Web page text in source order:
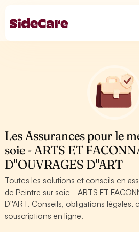
Les Assurances pour le
soie - ARTS ET
D''OUVRAGES D''ART
Toutes les solutions et conseils en
de Peintre sur soie - ARTS ET
D''ART. Conseils, obligations légales,
souscriptions en ligne.